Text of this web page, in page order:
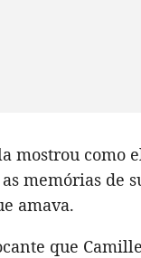
mostrou como
memórias de
amava.
que